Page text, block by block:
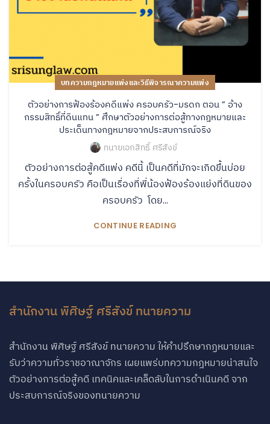
บทความกฎหมายแพ่งและวิธีพิจารณาความแพ่ง
ตัวอย่างการฟ้องร้องคดีแพ่ง ครอบครัว-มรดก ตอน ” อ้าง
กรรมสิทธิ์ที่ดินแทน ” ศึกษาตัวอย่างการต่อสู้ทางกฎหมายและ
ประเด็นทางกฎหมายจากประสบการณ์จริง
ทนายเอกสิทธิ์ ศรีสังข์
ตัวอย่างการต่อสู้คดีแพ่ง คดีนี้ เป็นคดีที่มักจะเกิดขึ้นบ่อย
ครั้งในครอบครัว คือเป็นเรื่องที่พี่น้องฟ้องร้องแย่งที่ดินของ
ครอบครัว โดย...
CONTINUE READING
สำนักงาน พิศิษฐ์ ศรีสังข์ ทนายความ
สำนักงาน พิศิษฐ์ ศรีสังข์ ทนายความ ให้คำปรึกษากฏหมายและ
รับว่าความทั่วราชอาณาจักร เผยแพร่บทความกฎหมายน่าสนใจ
ตัวอย่างการต่อสู้คดี เทคนิคและเคล็ดลับในการดำเนินคดี จาก
ประสบการณ์จริงของทนายความ